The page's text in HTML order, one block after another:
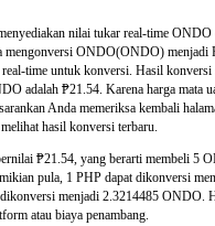
nilai tukar real-time ONDO
mengonversi ONDO(ONDO) menjadi
real-time untuk konversi. Hasil
adalah ₱21.54. Karena harga mata
Anda memeriksa kembali
hasil konversi terbaru.
₱21.54, yang berarti membeli 5
pula, 1 PHP dapat dikonversi
menjadi 2.3214485 ONDO.
atau biaya penambang.